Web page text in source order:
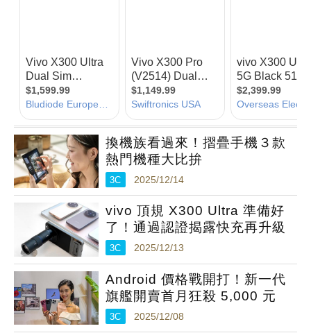
換機族看過來！摺疊手機３款
熱門機種大比拚
3C 2025/12/14
vivo 頂規 X300 Ultra 準備好
了！通過認證揭露快充再升級
3C 2025/12/13
Android 價格戰開打！新一代
旗艦開賣首月狂殺 5,000 元
3C 2025/12/08